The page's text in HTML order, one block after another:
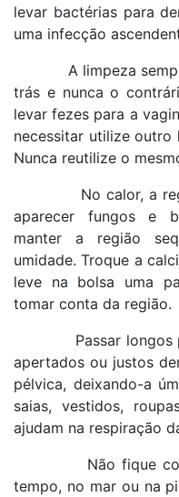
levar bactérias para
uma infecção
A limpeza
trás e nunca o
levar fezes para a
necessitar utilize outro
Nunca reutilize o
No calor, a
aparecer fungos e
manter a região
umidade. Troque a
leve na bolsa uma
tomar conta da região.
Passar
apertados ou justos
pélvica, deixando-a
saias, vestidos,
ajudam na respiração
Não fique
tempo, no mar ou na